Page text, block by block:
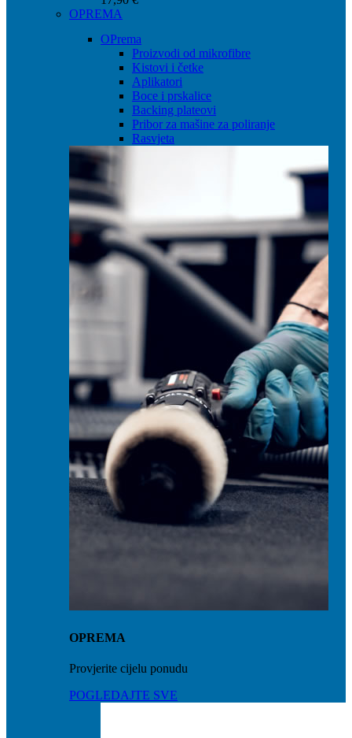
OPREMA
OPrema
Proizvodi od mikrofibre
Kistovi i četke
Aplikatori
Boce i prskalice
Backing plateovi
Pribor za mašine za poliranje
Rasvjeta
OPREMA
Provjerite cijelu ponudu
POGLEDAJTE SVE